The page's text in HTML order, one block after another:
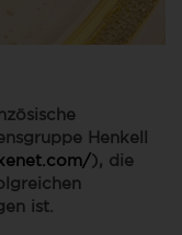
Henkell
), die
ist.